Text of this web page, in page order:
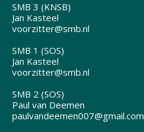
SMB 3 (KNSB)
Jan Kasteel
voorzitter@smb.nl
SMB 1 (SOS)
Jan Kasteel
voorzitter@smb.nl
SMB 2 (SOS)
Paul van Deemen
paulvandeemen007@gmail.com